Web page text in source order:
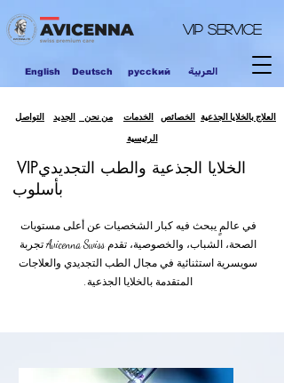
العربية English Deutsch pycckий
VIP Service
العلاج بالخلايا الجذعية الخصائص الخدمات من نحن الجديد
التواصل
الرئيسية
VIPالخلايا الجذعية والطب التجديدي
بأسلوب
في عالمٍ يبحث فيه كبار الشخصيات عن أعلى مستويات
الصحة، الشباب، والخصوصية، تقدم Avicenna Swiss تجربة
سويسرية استثنائية في مجال الطب التجديدي والعلاجات
المتقدمة بالخلايا الجذعية.